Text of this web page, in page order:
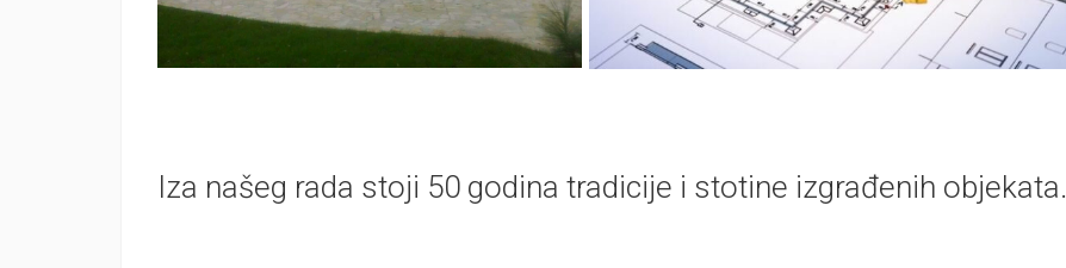
Iza našeg rada stoji 50 godina tradicije i stotine izgrađenih objekata.